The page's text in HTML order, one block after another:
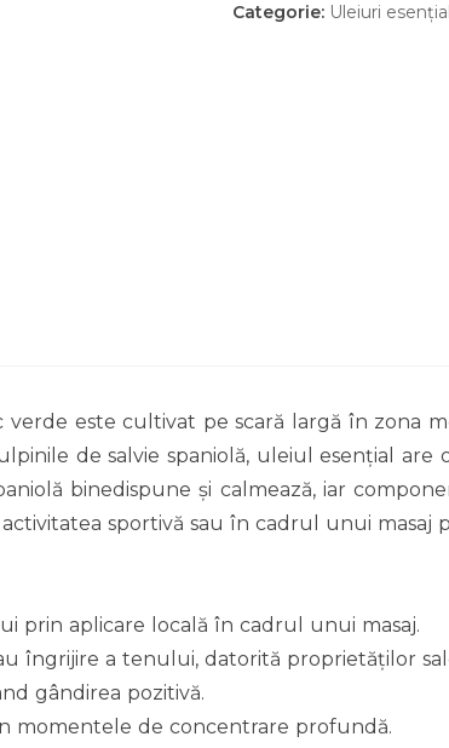
Categorie: Uleiuri
este cultivat pe scară largă în zona
de salvie spaniolă, uleiul esențial are
binedispune și calmează, iar
sportivă sau în cadrul unui masaj
prin aplicare locală în cadrul unui masaj.
îngrijire a tenului, datorită proprietăților
gândirea pozitivă.
momentele de concentrare profundă.